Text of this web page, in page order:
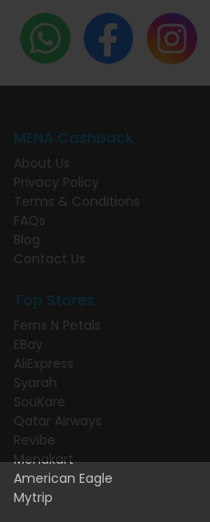
MENA Cashback
About Us
Privacy Policy
Terms & Conditions
FAQs
Blog
Contact Us
Top Stores
Ferns N Petals
EBay
AliExpress
Syarah
SouKare
Qatar Airways
Revibe
Menakart
American Eagle
Mytrip